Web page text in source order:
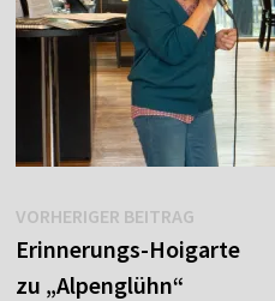
Beitragsnavigation
VORHERIGER BEITRAGVorheriger
Beitrag:
Erinnerungs-Hoigarte
zu „Alpenglühn“